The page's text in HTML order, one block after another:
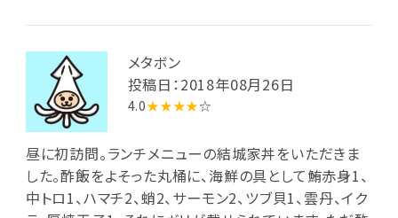
メタボン
投稿日：2018年08月26日
4.0★★★★☆
昼に初訪問。ランチメニューの結城家丼をいただきま
した。酢飯をよそった丸桶に、海鮮の具として鮪赤身1、
中トロ1、ハマチ2、蛸2、サーモン2、ツブ貝1、雲丹、イク